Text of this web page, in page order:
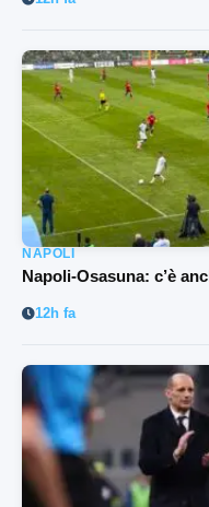
NAPOLI
Napoli-Osasuna: c’è
12h fa